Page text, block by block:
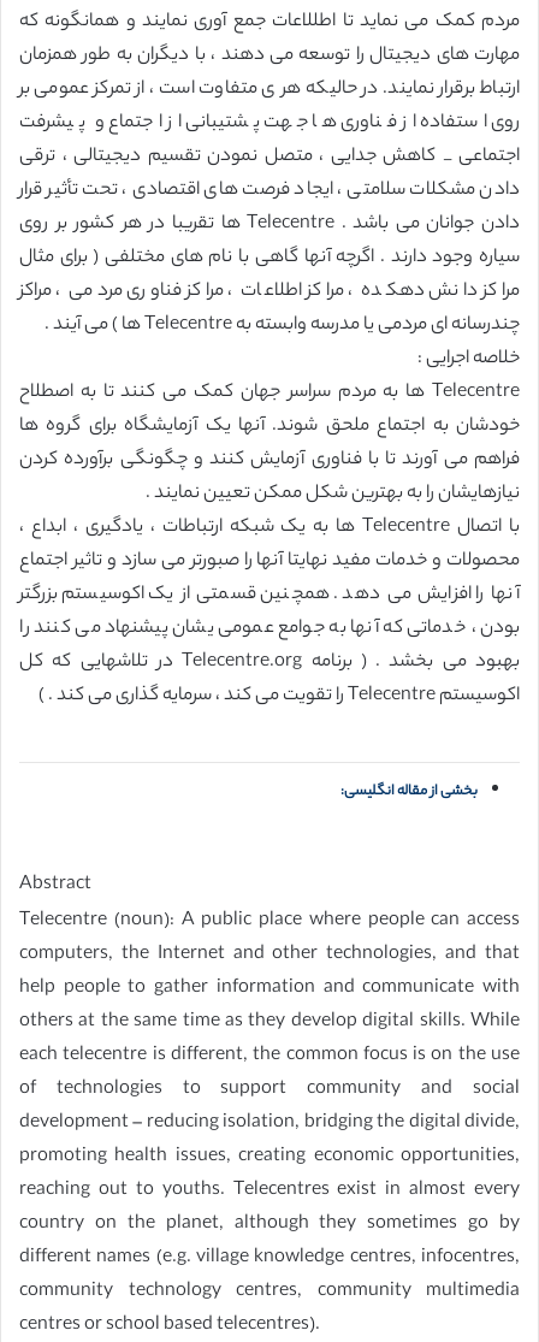
مردم کمک می نماید تا اطللاعات جمع آوری نمایند و همانگونه که
مهارت های دیجیتال را توسعه می دهند ، با دیگران به طور همزمان
ارتباط برقرار نمایند. در حالیکه هر ی متفاوت است ، از تمرکز عمومی بر
روی استفاده از فناوری ها جهت پشتیبانی از اجتماع و پیشرفت
اجتماعی _ کاهش جدایی ، متصل نمودن تقسیم دیجیتالی ، ترقی
دادن مشکلات سلامتی ، ایجاد فرصت های اقتصادی ، تحت تأثیر قرار
دادن جوانان می باشد . Telecentre ها تقریبا در هر کشور بر روی
سیاره وجود دارند . اگرچه آنها گاهی با نام های مختلفی ( برای مثال
مراکز دانش دهکده ، مراکز اطلاعات ، مراکز فناوری مردمی ، مراکز
چندرسانه ای مردمی یا مدرسه وابسته به Telecentre ها ) می آیند .
خلاصه اجرایی :
Telecentre ها به مردم سراسر جهان کمک می کنند تا به اصطلاح
خودشان به اجتماع ملحق شوند. آنها یک آزمایشگاه برای گروه ها
فراهم می آورند تا با فناوری آزمایش کنند و چگونگی برآورده کردن
نیازهایشان را به بهترین شکل ممکن تعیین نمایند .
با اتصال Telecentre ها به یک شبکه ارتباطات ، یادگیری ، ابداع ،
محصولات و خدمات مفید نهایتا آنها را صبورتر می سازد و تاثیر اجتماع
آنها را افزایش می دهد . همچنین قسمتی از یک اکوسیستم بزرگتر
بودن ، خدماتی که آنها به جوامع عمومی یشان پیشنهاد می کنند را
بهبود می بخشد . ( برنامه Telecentre.org در تلاشهایی که کل
اکوسیستم Telecentre را تقویت می کند ، سرمایه گذاری می کند . )
بخشی از مقاله انگلیسی:
Abstract
Telecentre (noun): A public place where people can access
computers, the Internet and other technologies, and that
help people to gather information and communicate with
others at the same time as they develop digital skills. While
each telecentre is different, the common focus is on the use
of technologies to support community and social
development – reducing isolation, bridging the digital divide,
promoting health issues, creating economic opportunities,
reaching out to youths. Telecentres exist in almost every
country on the planet, although they sometimes go by
different names (e.g. village knowledge centres, infocentres,
community technology centres, community multimedia
centres or school based telecentres).